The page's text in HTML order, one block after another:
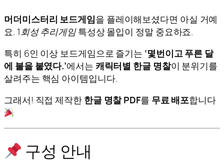
머더미스터리 보드게임을 플레이해보셨다면 아실 거예
요. 1회성 추리게임특성상 몰입이 정말 중요하죠.
특히 6인 이상 보드게임으로 즐기는 ‘몇번이고 푸른 달
에 불을 붙였다.’에서는 캐릭터별 한글 명찰이 분위기를
살려주는 핵심 아이템입니다.
그래서! 직접 제작한 한글 명찰 PDF를 무료 배포합니다
구성 안내